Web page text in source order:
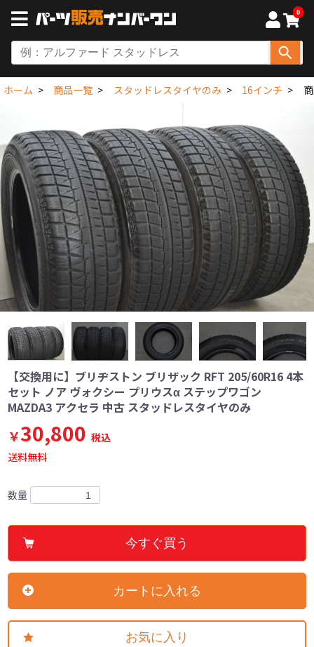
0
ホーム 商品一覧 スタッドレスタイヤのみ 16インチ
【交換用に】ブリヂストン ブリザック RFT 205/60R16 4本
セット ノア ヴォクシー プリウスα ステップワゴン
MAZDA3 アクセラ 中古 スタッドレスタイヤのみ
￥30,800 税込
送料無料
数量
今すぐ買う
カートに入れる
お気に入り